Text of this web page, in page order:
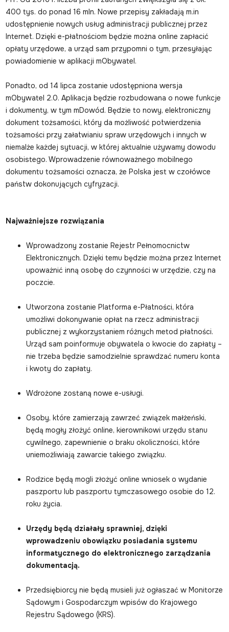
400 tys. do ponad 16 mln. Nowe przepisy zakładają m.in
udostępnienie nowych usług administracji publicznej przez
Internet. Dzięki e-płatnościom będzie można online zapłacić
opłaty urzędowe, a urząd sam przypomni o tym, przesyłając
powiadomienie w aplikacji mObywatel.
Ponadto, od 14 lipca zostanie udostępniona wersja
mObywatel 2.0. Aplikacja będzie rozbudowana o nowe funkcje
i dokumenty, w tym mDowód. Będzie to nowy, elektroniczny
dokument tożsamości, który da możliwość potwierdzenia
tożsamości przy załatwianiu spraw urzędowych i innych w
niemalże każdej sytuacji, w której aktualnie używamy dowodu
osobistego. Wprowadzenie równoważnego mobilnego
dokumentu tożsamości oznacza, że Polska jest w czołówce
państw dokonujących cyfryzacji.
Najważniejsze rozwiązania
Wprowadzony zostanie Rejestr Pełnomocnictw
Elektronicznych. Dzięki temu będzie można przez Internet
upoważnić inną osobę do czynności w urzędzie, czy na
poczcie.
Utworzona zostanie Platforma e-Płatności, która
umożliwi dokonywanie opłat na rzecz administracji
publicznej z wykorzystaniem różnych metod płatności.
Urząd sam poinformuje obywatela o kwocie do zapłaty –
nie trzeba będzie samodzielnie sprawdzać numeru konta
i kwoty do zapłaty.
Wdrożone zostaną nowe e-usługi.
Osoby, które zamierzają zawrzeć związek małżeński,
będą mogły złożyć online, kierownikowi urzędu stanu
cywilnego, zapewnienie o braku okoliczności, które
uniemożliwiają zawarcie takiego związku.
Rodzice będą mogli złożyć online wniosek o wydanie
paszportu lub paszportu tymczasowego osobie do 12.
roku życia.
Urzędy będą działały sprawniej, dzięki
wprowadzeniu obowiązku posiadania systemu
informatycznego do elektronicznego zarządzania
dokumentacją.
Przedsiębiorcy nie będą musieli już ogłaszać w Monitorze
Sądowym i Gospodarczym wpisów do Krajowego
Rejestru Sądowego (KRS).